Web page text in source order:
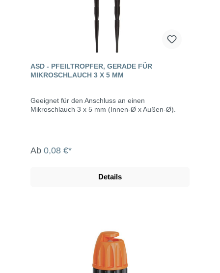
ASD - PFEILTROPFER, GERADE FÜR
MIKROSCHLAUCH 3 X 5 MM
Geeignet für den Anschluss an einen
Mikroschlauch 3 x 5 mm (Innen-Ø x Außen-Ø).
Ab 0,08 €*
Details